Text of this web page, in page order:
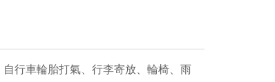
行車輪胎打氣、行李寄放、輪椅、雨